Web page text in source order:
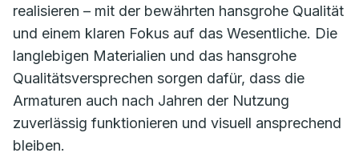
realisieren – mit der bewährten hansgrohe Qualität
und einem klaren Fokus auf das Wesentliche. Die
langlebigen Materialien und das hansgrohe
Qualitätsversprechen sorgen dafür, dass die
Armaturen auch nach Jahren der Nutzung
zuverlässig funktionieren und visuell ansprechend
bleiben.